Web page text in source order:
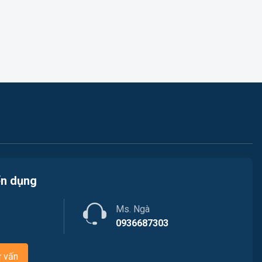
Truyền Hình / Quảng Cáo Marketing
Sản xuất / Vận hành sản xuất
Việc làm Xã Hòa Trí
dụng
Ms. Ngà
0936687303
vấn